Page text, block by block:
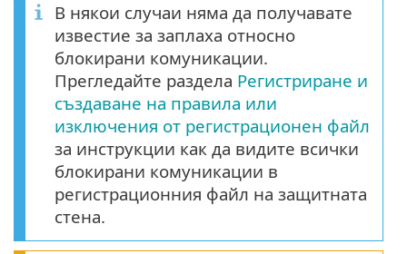
В някои случаи няма да получавате
известие за заплаха относно
блокирани комуникации.
Прегледайте раздела Регистриране и
създаване на правила или
изключения от регистрационен файл
за инструкции как да видите всички
блокирани комуникации в
регистрационния файл на защитната
стена.